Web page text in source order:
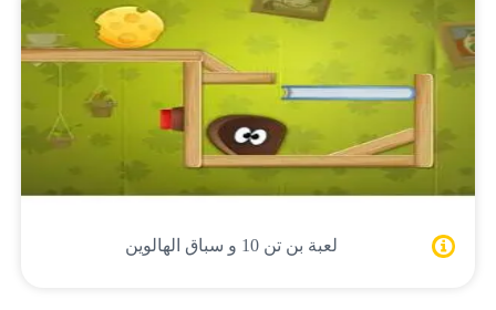
لعبة بن تن 10 و سباق الهالوين